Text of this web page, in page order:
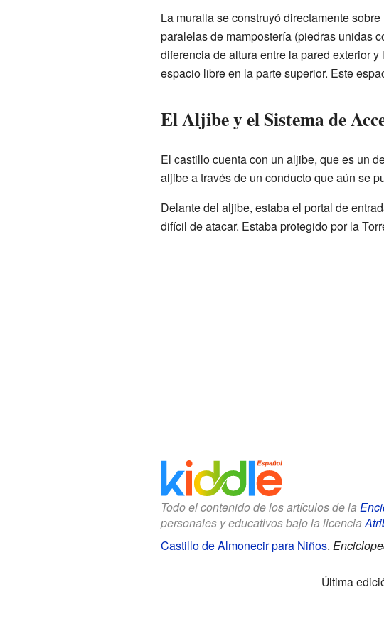
La muralla se construyó directamente
paralelas de mampostería (piedras unidas
diferencia de altura entre la pared exterior
espacio libre en la parte superior. Este
El Aljibe y el Sistema de
El castillo cuenta con un aljibe, que es un
aljibe a través de un conducto que aún se
Delante del aljibe, estaba el portal de
difícil de atacar. Estaba protegido por la
Todo el contenido de los artículos de la
personales y educativos bajo la licencia
Castillo de Almonecir para Niños.
Última